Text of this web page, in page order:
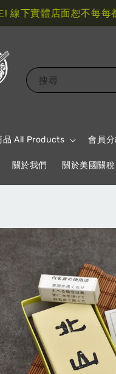
實體店面恕不每每都跟
搜尋
品 All Products 會員
關於我們 關於美國關稅